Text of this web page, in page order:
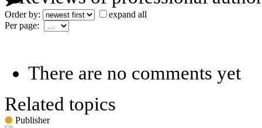
Order by:
expand all
Per page:
There are no comments yet
Related topics
Publisher